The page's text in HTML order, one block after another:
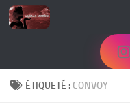
Skip to content
ÉTIQUETÉ : CONVOY